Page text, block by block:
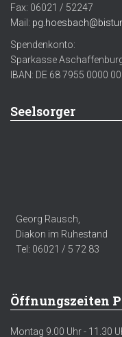
Fax: 06021 / 52247
Mail:
Spendenkonto:
Sparkasse
IBAN: DE 68 7955 0000
Seelsorger
Georg Rausch,
Diakon im Ruhestand
Tel: 06021 / 5 72 83
Öffnungszeiten
Montag 9.00 Uhr - 11.30